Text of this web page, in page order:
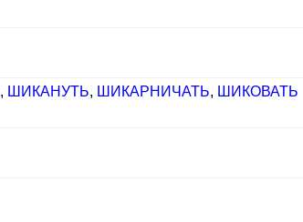
, ШИКАНУТЬ, ШИКАРНИЧАТЬ, ШИКОВАТЬ